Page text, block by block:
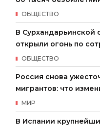
ОБЩЕСТВО
В Сурхандарьинской
открыли огонь по
ОБЩЕСТВО
Россия снова
мигрантов: что
МИР
В Испании